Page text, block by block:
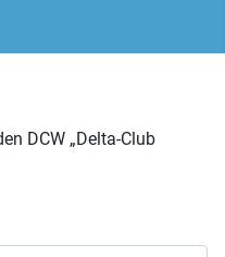
DCW „Delta-Club